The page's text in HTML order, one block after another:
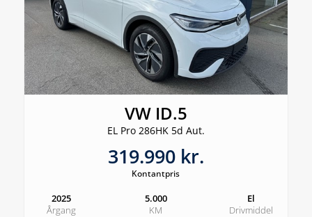
VW ID.5
EL Pro 286HK 5d Aut.
319.990 kr.
Kontantpris
2025
Årgang
5.000
KM
El
Drivmiddel